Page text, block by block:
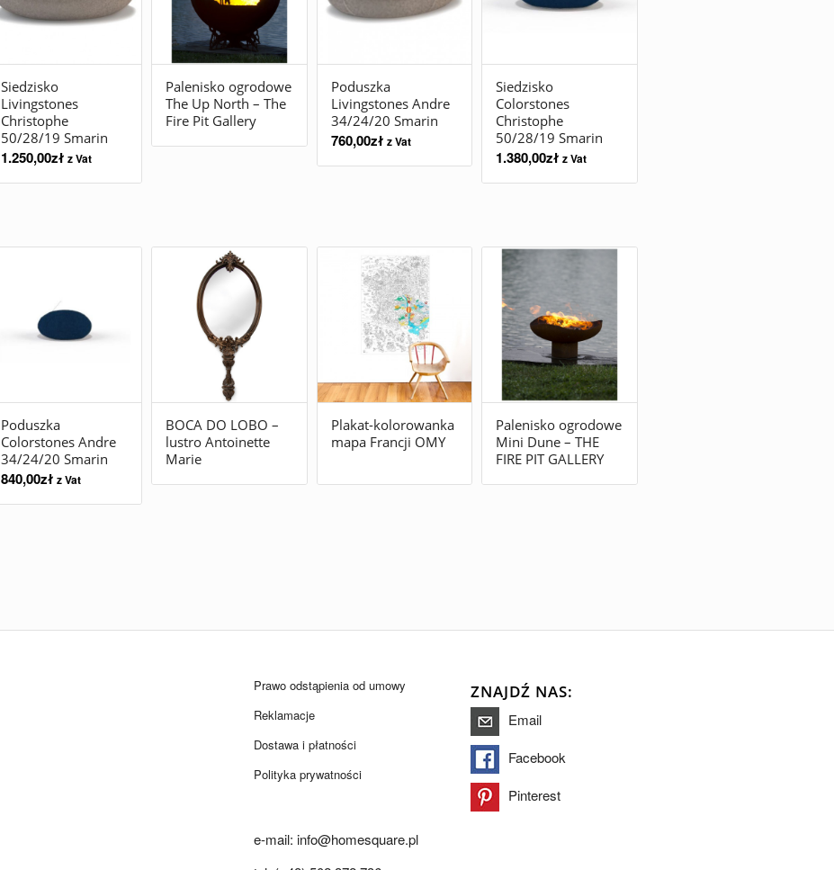
Siedzisko
Livingstones
Christophe
50/28/19 Smarin
1.250,00zł z Vat
Palenisko ogrodowe
The Up North – The
Fire Pit Gallery
Poduszka
Livingstones Andre
34/24/20 Smarin
760,00zł z Vat
Siedzisko
Colorstones
Christophe
50/28/19 Smarin
1.380,00zł z Vat
Poduszka
Colorstones Andre
34/24/20 Smarin
840,00zł z Vat
BOCA DO LOBO –
lustro Antoinette
Marie
Plakat-kolorowanka
mapa Francji OMY
Palenisko ogrodowe
Mini Dune – THE
FIRE PIT GALLERY
Prawo odstąpienia od umowy
Reklamacje
Dostawa i płatności
Polityka prywatności
e-mail: info@homesquare.pl
ZNAJDŹ NAS:
Email
Facebook
Pinterest